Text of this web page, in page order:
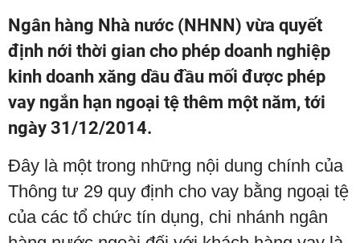
Ngân hàng Nhà nước (NHNN) vừa quyết
định nới thời gian cho phép doanh nghiệp
kinh doanh xăng dầu đầu mối được phép
vay ngắn hạn ngoại tệ thêm một năm, tới
ngày 31/12/2014.
Đây là một trong những nội dung chính của
Thông tư 29 quy định cho vay bằng ngoại tệ
của các tổ chức tín dụng, chi nhánh ngân